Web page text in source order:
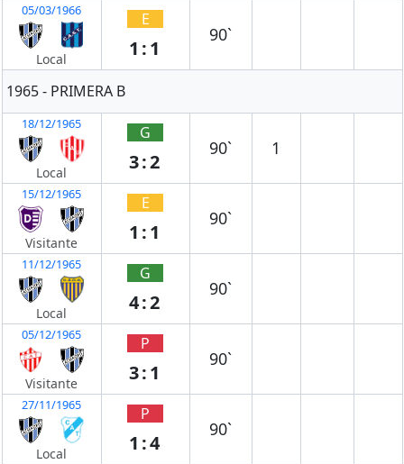
05/03/1966
Local
E
1:1
90`
1965 - PRIMERA B
18/12/1965
Local
G
3:2
90` 1
15/12/1965
Visitante
E
1:1
90`
11/12/1965
Local
G
4:2
90`
05/12/1965
Visitante
P
3:1
90`
27/11/1965
Local
P
1:4
90`